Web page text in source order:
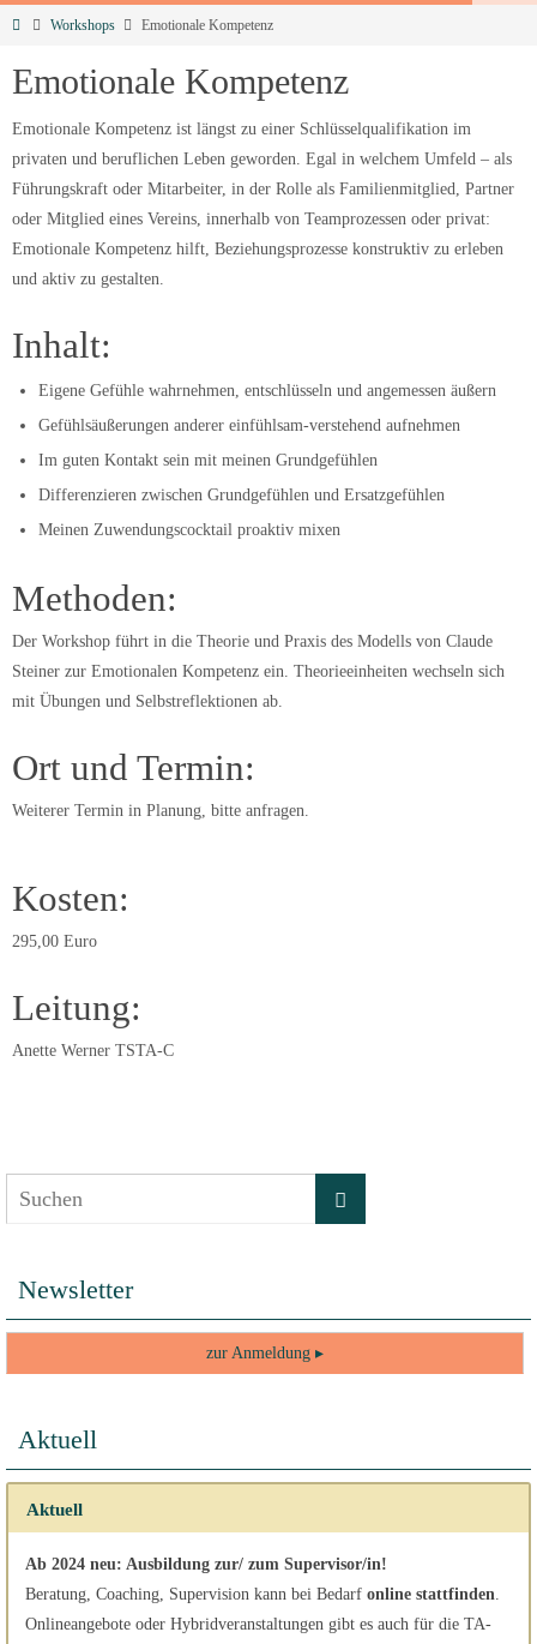
Workshops Emotionale Kompetenz
Emotionale Kompetenz
Emotionale Kompetenz ist längst zu einer Schlüsselqualifikation im
privaten und beruflichen Leben geworden. Egal in welchem Umfeld – als
Führungskraft oder Mitarbeiter, in der Rolle als Familienmitglied, Partner
oder Mitglied eines Vereins, innerhalb von Teamprozessen oder privat:
Emotionale Kompetenz hilft, Beziehungsprozesse konstruktiv zu erleben
und aktiv zu gestalten.
Inhalt:
Eigene Gefühle wahrnehmen, entschlüsseln und angemessen äußern
Gefühlsäußerungen anderer einfühlsam-verstehend aufnehmen
Im guten Kontakt sein mit meinen Grundgefühlen
Differenzieren zwischen Grundgefühlen und Ersatzgefühlen
Meinen Zuwendungscocktail proaktiv mixen
Methoden:
Der Workshop führt in die Theorie und Praxis des Modells von Claude
Steiner zur Emotionalen Kompetenz ein. Theorieeinheiten wechseln sich
mit Übungen und Selbstreflektionen ab.
Ort und Termin:
Weiterer Termin in Planung, bitte anfragen.
Kosten:
295,00 Euro
Leitung:
Anette Werner TSTA-C
Newsletter
zur Anmeldung ▸
Aktuell
Aktuell
Ab 2024 neu: Ausbildung zur/ zum Supervisor/in!
Beratung, Coaching, Supervision kann bei Bedarf online stattfinden.
Onlineangebote oder Hybridveranstaltungen gibt es auch für die TA-